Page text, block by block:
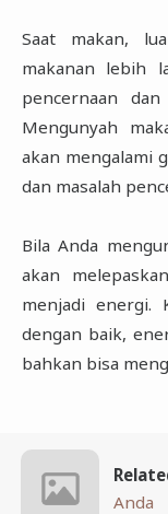
Saat makan,
makanan lebih
pencernaan
Mengunyah
akan mengalami
dan masalah
Bila Anda
akan
menjadi energi.
dengan baik,
bahkan bisa
Anda